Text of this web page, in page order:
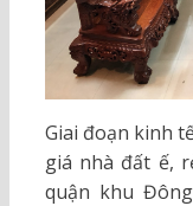
Giai đoạn kinh
giá nhà đất ế,
quận khu